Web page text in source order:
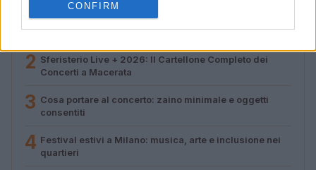
CONFIRM
1
Il nuovo singolo di Sayanbull e Sinomine esplora le
contraddizioni dell’amore
2 Sferisterio Live + 2026: Il Cartellone Completo dei
Concerti a Macerata
3 Cosa portare al concerto: zaino minimale e oggetti
consentiti
4 Festival estivi a Milano: musica, arte e inclusione nei
quartieri